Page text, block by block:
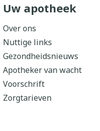
Uw apotheek
Over ons
Nuttige links
Gezondheidsnieuws
Apotheker van wacht
Voorschrift
Zorgtarieven